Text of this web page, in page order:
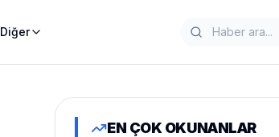
Diğer
EN ÇOK OKUNANLAR